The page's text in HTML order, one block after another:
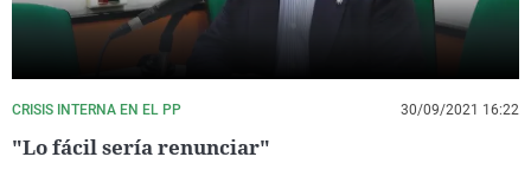
CRISIS INTERNA EN EL PP 30/09/2021 16:22
"Lo fácil sería renunciar"